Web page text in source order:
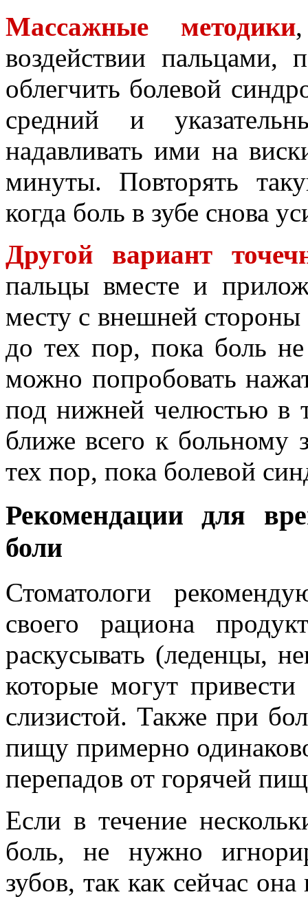
Массажные методики
воздействии пальцами,
облегчить болевой
средний и
надавливать ими на
минуты. Повторять
когда боль в зубе снова
Другой вариант
пальцы вместе и
месту с внешней
до тех пор, пока боль
можно попробовать
под нижней челюстью в
ближе всего к больному
тех пор, пока болевой
Рекомендации для
боли
Стоматологи
своего рациона
раскусывать (леденцы,
которые могут
слизистой. Также при
пищу примерно
перепадов от горячей
Если в течение
боль, не нужно
зубов, так как сейчас